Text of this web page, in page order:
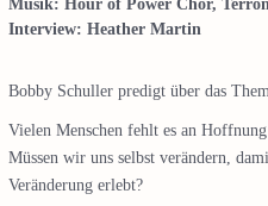
Musik: Hour of Power Chor,
Interview: Heather Martin
Bobby Schuller predigt über das
Vielen Menschen fehlt es an
Müssen wir uns selbst verändern,
Veränderung erlebt?